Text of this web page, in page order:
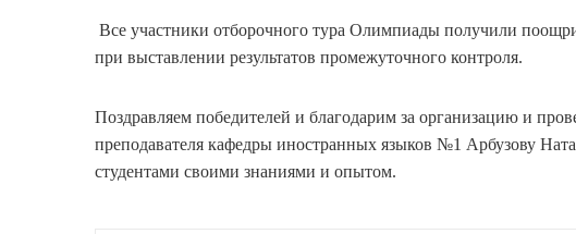
Все участники отборочного тура Олимпиады получили
при выставлении результатов промежуточного контроля.
Поздравляем победителей и благодарим за организацию и
преподавателя кафедры иностранных языков №1 Арбузову
студентами своими знаниями и опытом.